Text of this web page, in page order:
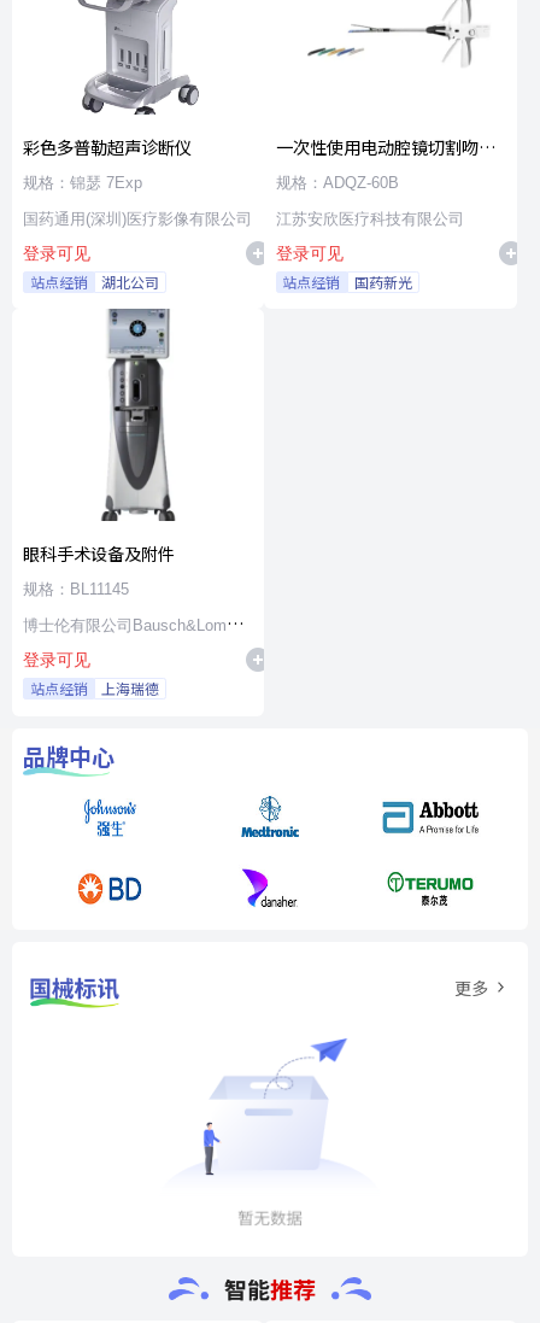
彩色多普勒超声诊断仪
规格：锦瑟 7Exp
国药通用(深圳)医疗影像有限公司
登录可见
站点经销 湖北公司
一次性使用电动腔镜切割吻合
器及组件
规格：ADQZ-60B
江苏安欣医疗科技有限公司
登录可见
站点经销 国药新光
眼科手术设备及附件
规格：BL11145
博士伦有限公司Bausch&Lomb
Incorporated
登录可见
站点经销 上海瑞德
品牌中心